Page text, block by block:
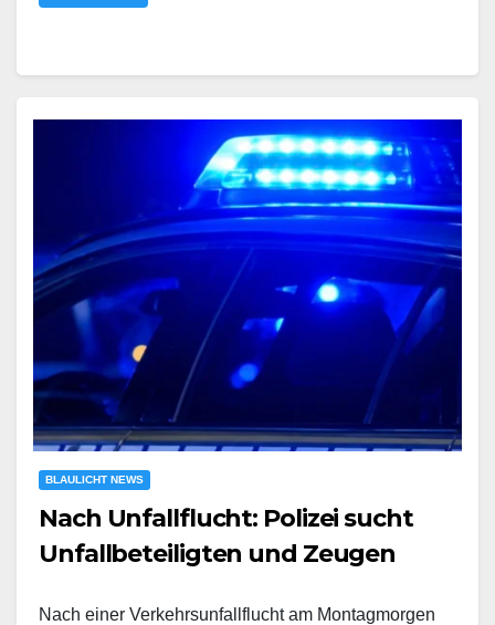
BLAULICHT NEWS
Nach Unfallflucht: Polizei sucht
Unfallbeteiligten und Zeugen
Nach einer Verkehrsunfallflucht am Montagmorgen